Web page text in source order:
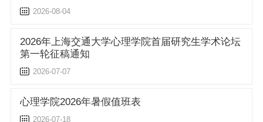
2026-08-04
2026年上海交通大学心理学院首届研究生学术论坛
第一轮征稿通知
2026-07-07
心理学院2026年暑假值班表
2026-07-18